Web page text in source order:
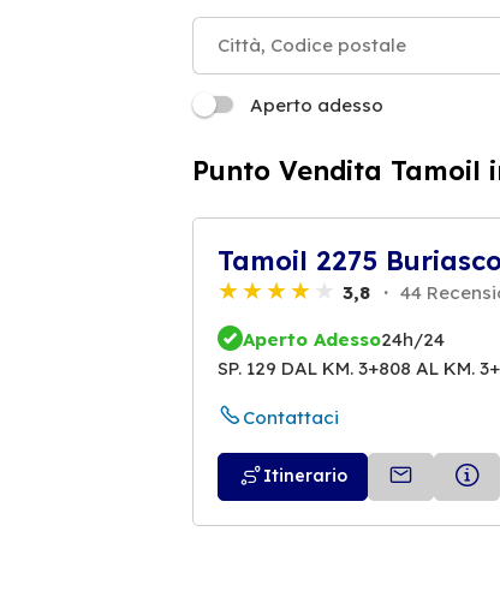
Aperto adesso
Punto Vendita Tamoil
Tamoil 2275 Buriasco
3,8 44
Aperto Adesso24h/24
SP. 129 DAL KM. 3+808 AL KM.
Contattaci
Itinerario